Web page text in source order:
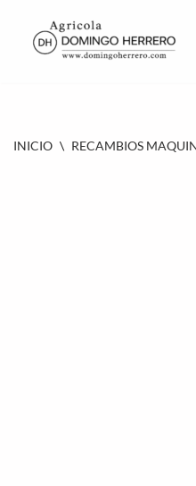
SALTAR
INICIO \ RECAMBIOS